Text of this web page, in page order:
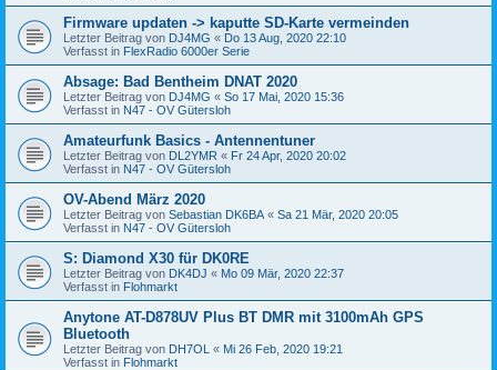
Firmware updaten -> kaputte SD-Karte vermeinden
Letzter Beitrag von DJ4MG « Do 13 Aug, 2020 22:10
Verfasst in FlexRadio 6000er Serie
Absage: Bad Bentheim DNAT 2020
Letzter Beitrag von DJ4MG « So 17 Mai, 2020 15:36
Verfasst in N47 - OV Gütersloh
Amateurfunk Basics - Antennentuner
Letzter Beitrag von DL2YMR « Fr 24 Apr, 2020 20:02
Verfasst in N47 - OV Gütersloh
OV-Abend März 2020
Letzter Beitrag von Sebastian DK6BA « Sa 21 Mär, 2020 20:05
Verfasst in N47 - OV Gütersloh
S: Diamond X30 für DK0RE
Letzter Beitrag von DK4DJ « Mo 09 Mär, 2020 22:37
Verfasst in Flohmarkt
Anytone AT-D878UV Plus BT DMR mit 3100mAh GPS
Bluetooth
Letzter Beitrag von DH7OL « Mi 26 Feb, 2020 19:21
Verfasst in Flohmarkt